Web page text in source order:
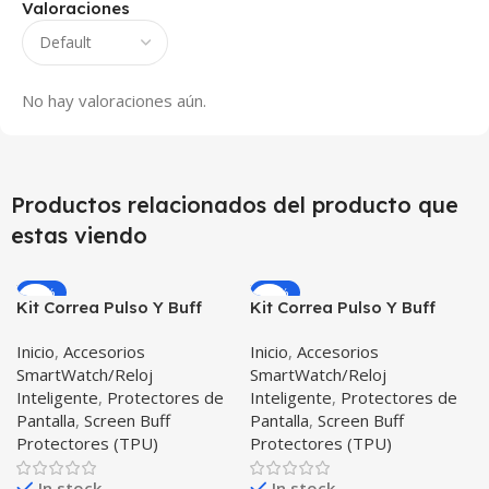
Valoraciones
No hay valoraciones aún.
Productos relacionados del producto que
estas viendo
-17%
Kit Correa Pulso Y Buff
Samsung Galaxy Active
40mm
Inicio, Accesorios
SmartWatch/Reloj
Inteligente, Protectores de
Pantalla, Screen Buff
Protectores (TPU)
-19%
Kit Correa Pulso Y Buff
Amazfit Bip
Inicio, Accesorios
SmartWatch/Reloj
Inteligente, Protectores de
Pantalla, Screen Buff
Protectores (TPU)